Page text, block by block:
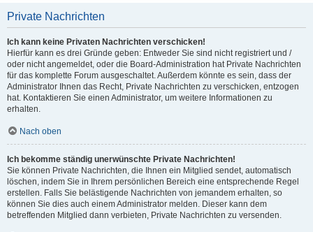
Private Nachrichten
Ich kann keine Privaten Nachrichten verschicken!
Hierfür kann es drei Gründe geben: Entweder Sie sind nicht registriert und /
oder nicht angemeldet, oder die Board-Administration hat Private Nachrichten
für das komplette Forum ausgeschaltet. Außerdem könnte es sein, dass der
Administrator Ihnen das Recht, Private Nachrichten zu verschicken, entzogen
hat. Kontaktieren Sie einen Administrator, um weitere Informationen zu
erhalten.
Nach oben
Ich bekomme ständig unerwünschte Private Nachrichten!
Sie können Private Nachrichten, die Ihnen ein Mitglied sendet, automatisch
löschen, indem Sie in Ihrem persönlichen Bereich eine entsprechende Regel
erstellen. Falls Sie belästigende Nachrichten von jemandem erhalten, so
können Sie dies auch einem Administrator melden. Dieser kann dem
betreffenden Mitglied dann verbieten, Private Nachrichten zu versenden.